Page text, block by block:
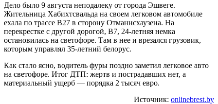
Дело было 9 августа неподалеку от города Эшвеге.
Жительница Хабихтсвальда на своем легковом автомобиле
ехала по трассе B27 в сторону Отманнсхаузена. На
перекрестке с другой дорогой, B7, 24-летняя немка
остановилась на светофоре. Там в нее и врезался грузовик,
которым управлял 35-летний белорус.
Как стало ясно, водитель фуры поздно заметил легковое авто
на светофоре. Итог ДТП: жертв и пострадавших нет, а
материальный ущерб — порядка 2 тысяч евро.
Источник: onlinebrest.by